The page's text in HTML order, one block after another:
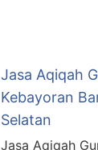
Jasa Aqiqah
Kebayoran
Selatan
Jasa Aqiqah